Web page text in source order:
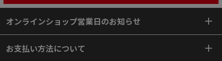
オンラインショップ営業日のお知らせ
お支払い方法について